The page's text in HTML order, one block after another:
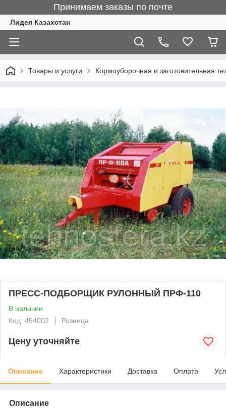
Принимаем заказы по почте
Лидея Казахстан
Товары и услуги Кормоуборочная и заготовительная
ПРЕСС-ПОДБОРЩИК РУЛОННЫЙ ПРФ-110
В наличии
Код: 454002
Розница
Цену уточняйте
Описание Характеристики Доставка Оплата
Описание